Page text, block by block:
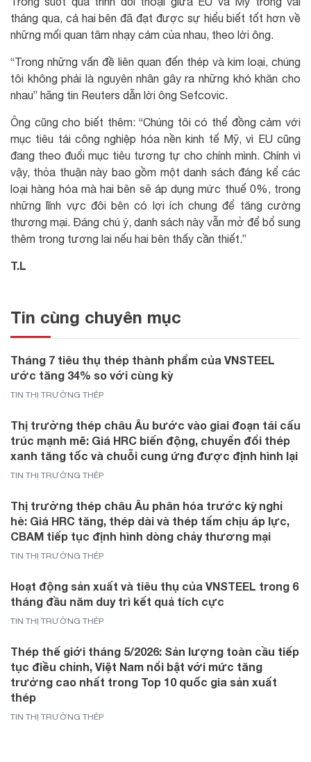
tháng qua, cả hai bên đã đạt được sự hiểu biết tốt hơn về
những mối quan tâm nhạy cảm của nhau, theo lời ông.
“Trong những vấn đề liên quan đến thép và kim loại, chúng
tôi không phải là nguyên nhân gây ra những khó khăn cho
nhau” hãng tin Reuters dẫn lời ông Sefcovic.
Ông cũng cho biết thêm: “Chúng tôi có thể đồng cảm với
mục tiêu tái công nghiệp hóa nền kinh tế Mỹ, vì EU cũng
đang theo đuổi mục tiêu tương tự cho chính mình. Chính vì
vậy, thỏa thuận này bao gồm một danh sách đáng kể các
loại hàng hóa mà hai bên sẽ áp dụng mức thuế 0%, trong
những lĩnh vực đôi bên có lợi ích chung để tăng cường
thương mại. Đáng chú ý, danh sách này vẫn mở để bổ sung
thêm trong tương lai nếu hai bên thấy cần thiết.”
T.L
Tin cùng chuyên mục
Tháng 7 tiêu thụ thép thành phẩm của VNSTEEL
ước tăng 34% so với cùng kỳ
TIN THỊ TRƯỜNG THÉP
Thị trường thép châu Âu bước vào giai đoạn tái cấu
trúc mạnh mẽ: Giá HRC biến động, chuyển đổi thép
xanh tăng tốc và chuỗi cung ứng được định hình lại
TIN THỊ TRƯỜNG THÉP
Thị trường thép châu Âu phân hóa trước kỳ nghỉ
hè: Giá HRC tăng, thép dài và thép tấm chịu áp lực,
CBAM tiếp tục định hình dòng chảy thương mại
TIN THỊ TRƯỜNG THÉP
Hoạt động sản xuất và tiêu thụ của VNSTEEL trong 6
tháng đầu năm duy trì kết quả tích cực
TIN THỊ TRƯỜNG THÉP
Thép thế giới tháng 5/2026: Sản lượng toàn cầu tiếp
tục điều chỉnh, Việt Nam nổi bật với mức tăng
trưởng cao nhất trong Top 10 quốc gia sản xuất
thép
TIN THỊ TRƯỜNG THÉP